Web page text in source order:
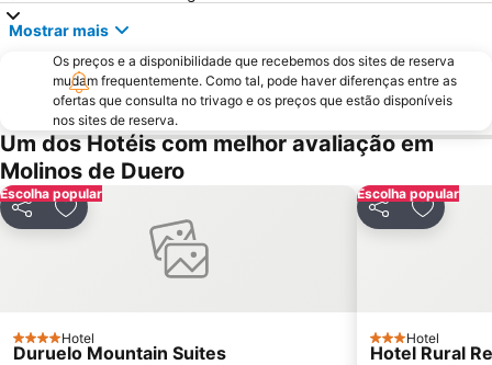
Mostrar mais
Os preços e a disponibilidade que recebemos dos sites de reserva
mudam frequentemente. Como tal, pode haver diferenças entre as
ofertas que consulta no trivago e os preços que estão disponíveis
nos sites de reserva.
Um dos Hotéis com melhor avaliação em
Molinos de Duero
Escolha popular
PartilharAdicionar aos favoritos
4 Estrelas
Hotel
Duruelo Mountain Suites
Escolha popular
Partilhar
3 Estrelas
Hotel
Hotel Rural